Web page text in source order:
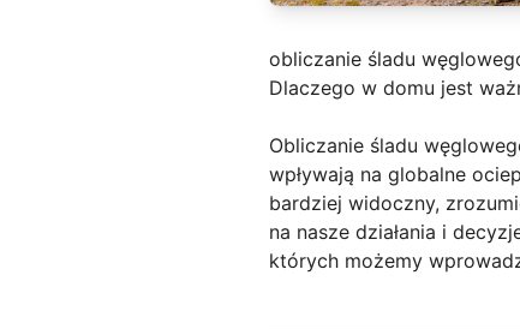
obliczanie śladu
Dlaczego w domu jest
Obliczanie śladu
wpływają na globalne
bardziej widoczny,
na nasze działania i
których możemy